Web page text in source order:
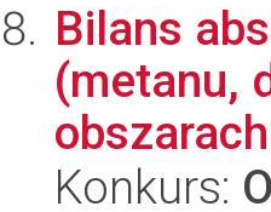
Bilans
(metanu,
Konkurs: